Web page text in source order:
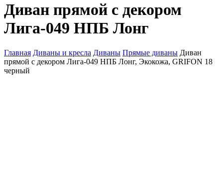
Диван прямой с декором
Лига-049 НПБ Лонг
Главная Диваны и кресла Диваны Прямые диваны Диван
прямой с декором Лига-049 НПБ Лонг, Экокожа, GRIFON 18
черный